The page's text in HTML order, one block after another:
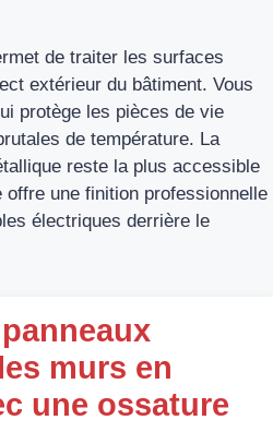
de traiter les surfaces
extérieur du bâtiment. Vous
protège les pièces de vie
de température. La
reste la plus accessible
une finition professionnelle
électriques derrière le
murs en
une ossature